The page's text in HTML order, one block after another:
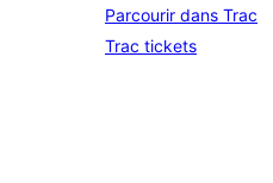
Parcourir dans Trac
Trac tickets